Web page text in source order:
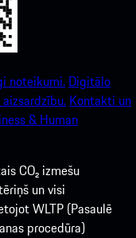
noteikumi. Digitālo
Kontakti un
& Human
CO₂ izmešu
un visi
WLTP (Pasaulē
procedūra)